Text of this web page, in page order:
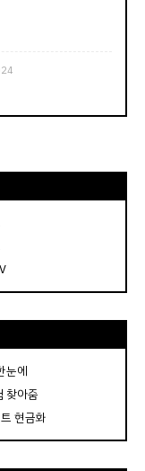
눈에
찾아줌
현금화